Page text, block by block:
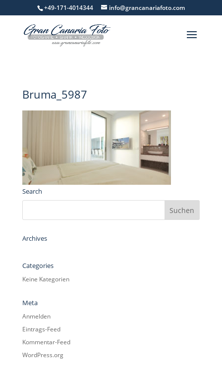
+49-171-4014344 info@grancanariafoto.com
Bruma_5987
Search
Archives
Categories
Keine Kategorien
Meta
Anmelden
Eintrags-Feed
Kommentar-Feed
WordPress.org